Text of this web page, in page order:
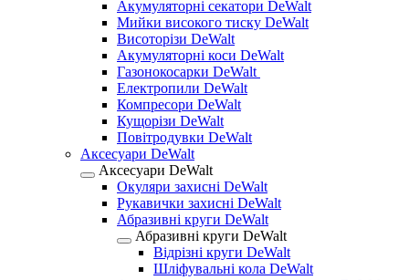
Акумуляторні секатори DeWalt
Мийки високого тиску DeWalt
Висоторізи DeWalt
Акумуляторні коси DeWalt
Газонокосарки DeWalt
Електропили DeWalt
Компресори DeWalt
Кущорізи DeWalt
Повітродувки DeWalt
Аксесуари DeWalt
Аксесуари DeWalt
Окуляри захисні DeWalt
Рукавички захисні DeWalt
Абразивні круги DeWalt
Абразивні круги DeWalt
Відрізні круги DeWalt
Шліфувальні кола DeWalt